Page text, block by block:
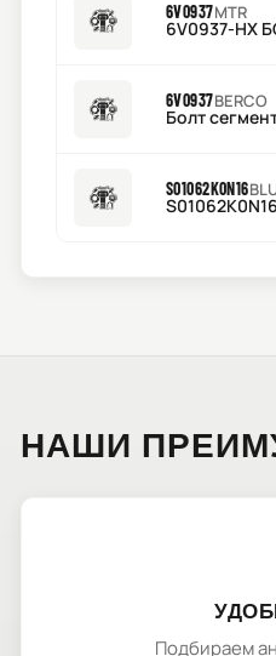
6V0937MTR
6V0937-HX
6V0937BERCO
Болт
S01062K0N16
НАШИ
Подбираем